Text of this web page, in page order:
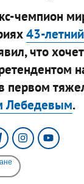
чемпион
43-
что
первом
Лебедевым.